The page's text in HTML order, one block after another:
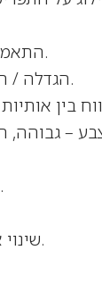
התאמה לניווט מקלדת.
הגדלה / הקטנה של טקסט.
הדגשת קישורים.
שינוי אייקון סמן עכבר.